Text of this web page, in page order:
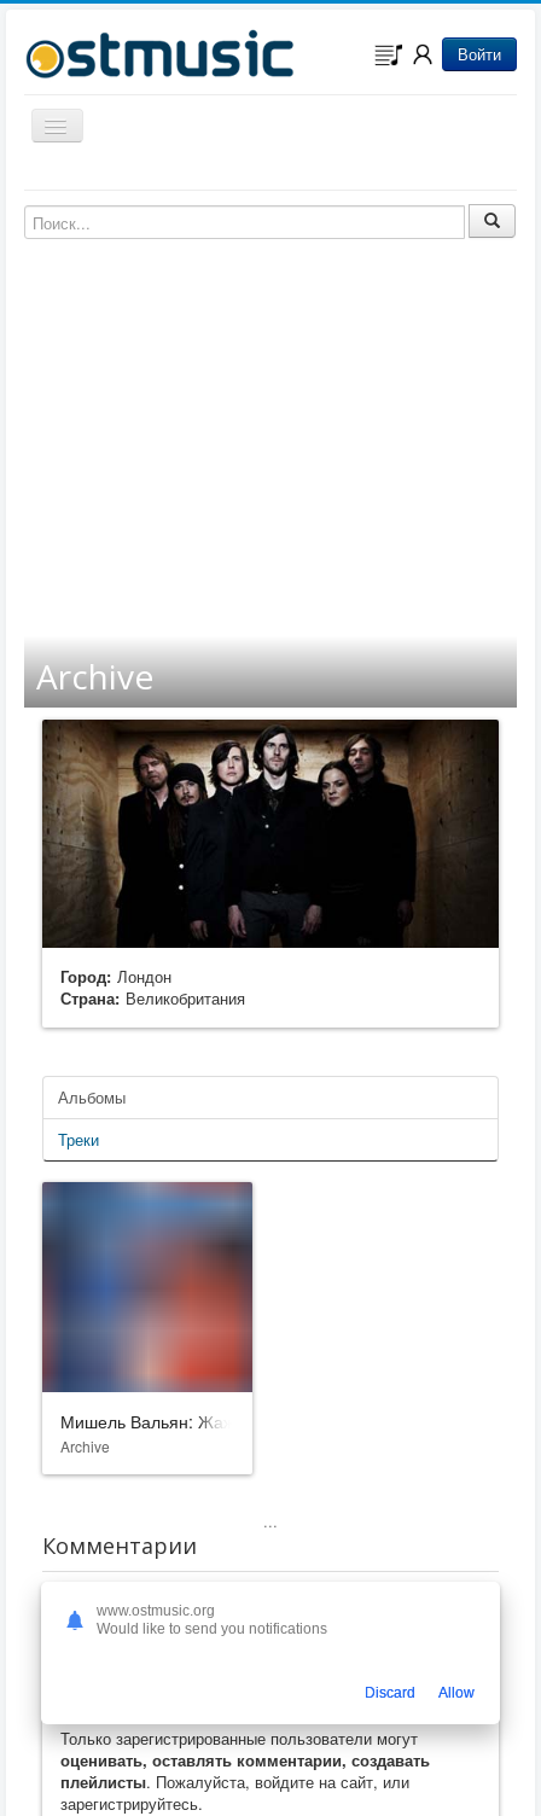
Войти
Включить/выключить навигацию
Музыка из мультфильмов
Музыка из сериалов
Archive
Город: Лондон
Страна: Великобритания
Альбомы
Треки
Мишель Вальян: Жажда скорости
Archive
...
Комментарии
Андрей 19.11.2019 18:49
Только зарегистрированные пользователи могут
оценивать, оставлять комментарии, создавать
плейлисты. Пожалуйста, войдите на сайт, или
зарегистрируйтесь.
www.ostmusic.org
Would like to send you notifications
Discard Allow